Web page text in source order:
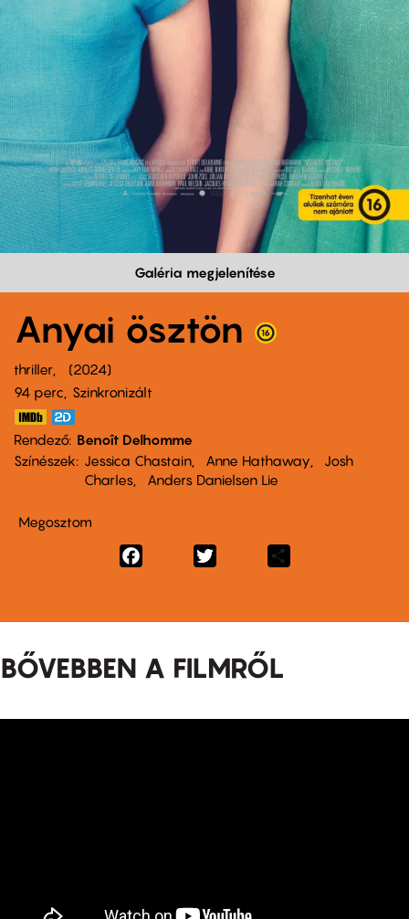
Galéria megjelenítése
Anyai ösztön
thriller
2024
94 perc,
Szinkronizált
Rendező Benoît Delhomme
Színészek
Jessica Chastain Anne Hathaway
Josh
Charles
Anders Danielsen Lie
Megosztom
Facebook
BŐVEBBEN A FILMRŐL